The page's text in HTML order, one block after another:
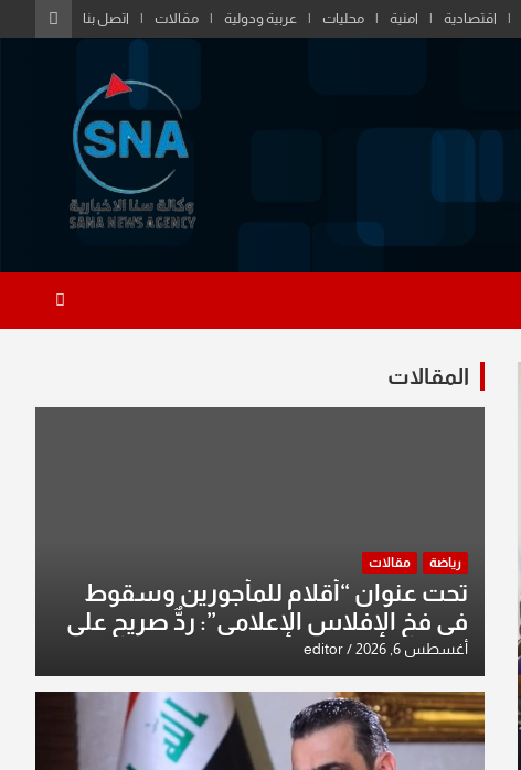
اقتصادية امنية محليات عربية ودولية مقالات اتصل بنا
المقالات
رياضة مقالات
تحت عنوان “أقلام للمأجورين وسقوط
في فخ الإفلاس الإعلامي”: ردٌّ صريح على
افتراءات سمير الشكرجي
أغسطس 6, 2026 editor